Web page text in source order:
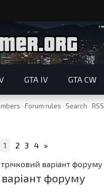
GTA IV GTA CW
· Forum rules · Search · RSS
1 2 3 4 »
варіант форуму
форуму